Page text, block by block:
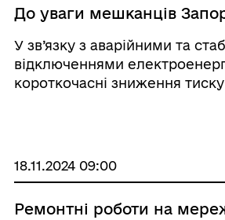
До уваги мешканців
У зв’язку з аварійними та
відключеннями
короткочасні зниження
18.11.2024 09:00
Ремонтні роботи на